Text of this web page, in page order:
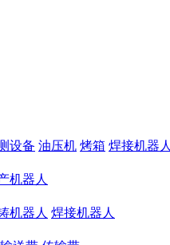
设备 油压机 烤箱 焊接机器人
机器人
机器人 焊接机器人